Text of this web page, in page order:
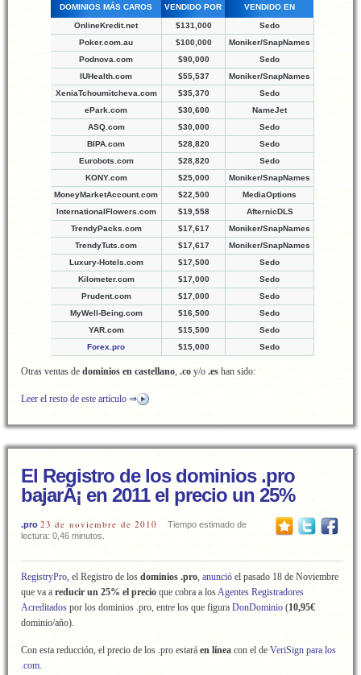
DOMINIOS MÁS CAROS VENDIDO POR VENDIDO EN
OnlineKredit.net $131,000
Sedo
Poker.com.au
$100,000
Moniker/SnapNames
Podnova.com
$90,000
Sedo
IUHealth.com
$55,537
Moniker/SnapNames
XeniaTchoumitcheva.com
$35,370
Sedo
ePark.com
$30,600
NameJet
ASQ.com
$30,000
Sedo
BIPA.com
$28,820
Sedo
Eurobots.com
$28,820
Sedo
KONY.com
$25,000
Moniker/SnapNames
MoneyMarketAccount.com
$22,500
MediaOptions
InternationalFlowers.com
$19,558
AfternicDLS
TrendyPacks.com
$17,617
Moniker/SnapNames
TrendyTuts.com
$17,617
Moniker/SnapNames
Luxury-Hotels.com
$17,500
Sedo
Kilometer.com
$17,000
Sedo
Prudent.com
$17,000
Sedo
MyWell-Being.com
$16,500
Sedo
YAR.com
$15,500
Sedo
Forex.pro
$15,000 Sedo
Otras ventas de dominios en castellano, .co y/o .es han sido:
Leer el resto de este artículo ⇒
El Registro de los dominios .pro
bajarÃ¡ en 2011 el precio un 25%
.pro 23 de noviembre de 2010
Tiempo estimado de
lectura: 0,46 minutos.
RegistryPro, el Registro de los dominios .pro, anunció el pasado 18 de Noviembre
que va a reducir un 25% el precio que cobra a losAgentes Registradores
Acreditados por los dominios .pro, entre los que figura DonDominio (10,95€
dominio/año).
Con esta reducción, el precio de los .pro estará en línea con el de VeriSign para los
.com.